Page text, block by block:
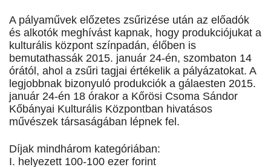
A pályaművek előzetes zsűrizése után az előadók
és alkotók meghívást kapnak, hogy produkciójukat a
kulturális központ színpadán, élőben is
bemutathassák 2015. január 24-én, szombaton 14
órától, ahol a zsűri tagjai értékelik a pályázatokat. A
legjobbnak bizonyuló produkciók a gálaesten 2015.
január 24-én 18 órakor a Kőrösi Csoma Sándor
Kőbányai Kulturális Központban hivatásos
művészek társaságában lépnek fel.
Díjak mindhárom kategóriában:
I. helyezett 100-100 ezer forint